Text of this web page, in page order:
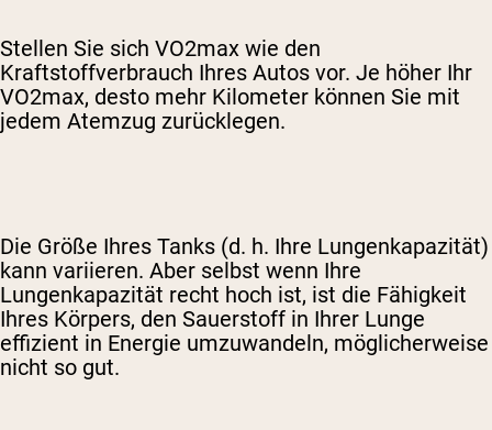
Stellen Sie sich VO2max wie den
Kraftstoffverbrauch Ihres Autos vor. Je höher Ihr
VO2max, desto mehr Kilometer können Sie mit
jedem Atemzug zurücklegen.
Die Größe Ihres Tanks (d. h. Ihre Lungenkapazität)
kann variieren. Aber selbst wenn Ihre
Lungenkapazität recht hoch ist, ist die Fähigkeit
Ihres Körpers, den Sauerstoff in Ihrer Lunge
effizient in Energie umzuwandeln, möglicherweise
nicht so gut.